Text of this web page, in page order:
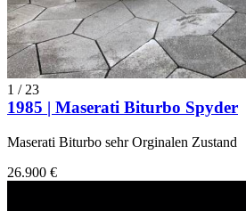
1 / 23
1985 | Maserati Biturbo Spyder
Maserati Biturbo sehr Orginalen Zustand
26.900 €